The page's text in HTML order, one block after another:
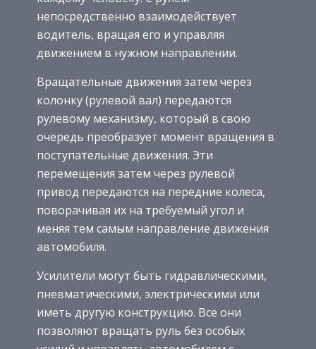
непосредственно взаимодействует
водитель, вращая его и управляя
движением в нужном направлении.
Вращательные движения затем через
колонку (рулевой вал) передаются
рулевому механизму, который в свою
очередь преобразует момент вращения в
поступательные движения. Эти
перемещения затем через рулевой
привод передаются на передние колеса,
поворачивая их на требуемый угол и
меняя тем самым направление движения
автомобиля.
Усилители могут быть гидравлическими,
пневматическими, электрическими или
иметь другую конструкцию. Все они
позволяют вращать руль без особых